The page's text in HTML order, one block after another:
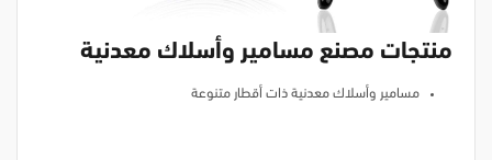
منتجات مصنع مسامير وأسلاك معدنية
مسامير وأسلاك معدنية ذات أقطار متنوعة